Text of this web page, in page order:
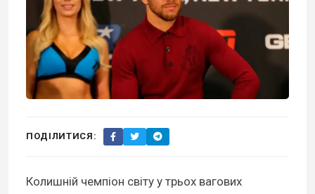
ПОДІЛИТИСЯ:
Колишній чемпіон світу у трьох вагових